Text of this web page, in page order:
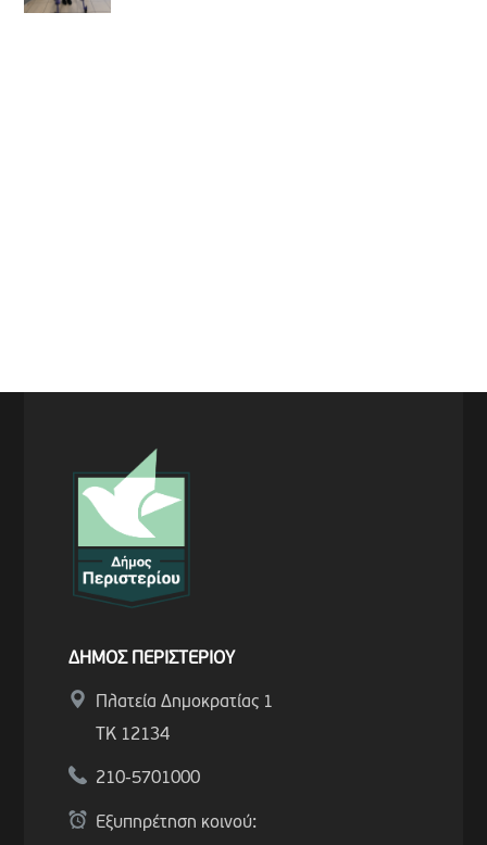
ΔΗΜΟΣ ΠΕΡΙΣΤΕΡΙΟΥ
Πλατεία Δημοκρατίας 1
ΤΚ 12134
210-5701000
Εξυπηρέτηση κοινού: